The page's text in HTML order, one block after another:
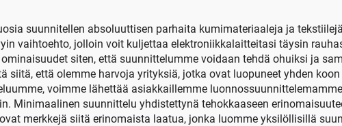
suunnitellen absoluuttisen parhaita kumimateriaaleja ja
vaihtoehto, jolloin voit kuljettaa elektroniikkalaitteitasi täysin
siten, että suunnittelumme voidaan tehdä ohuiksi ja
siitä, että olemme harvoja yrityksiä, jotka ovat luopuneet yhden
voimme lähettää asiakkaillemme
Minimaalinen suunnittelu yhdistettynä tehokkaaseen
merkkejä siitä erinomaista laatua, jonka luomme yksilöllisillä